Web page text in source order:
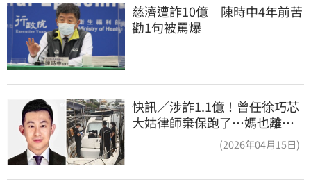
慈濟遭詐10億　陳時中4年前苦
勸1句被罵爆
快訊／涉詐1.1億！曾任徐巧芯
大姑律師棄保跑了…媽也離
(2026年04月15日)